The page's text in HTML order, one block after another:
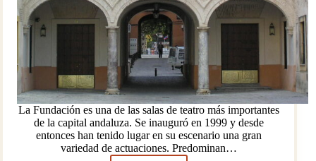
La Fundación es una de las salas de teatro más importantes
de la capital andaluza. Se inauguró en 1999 y desde
entonces han tenido lugar en su escenario una gran
variedad de actuaciones. Predominan…